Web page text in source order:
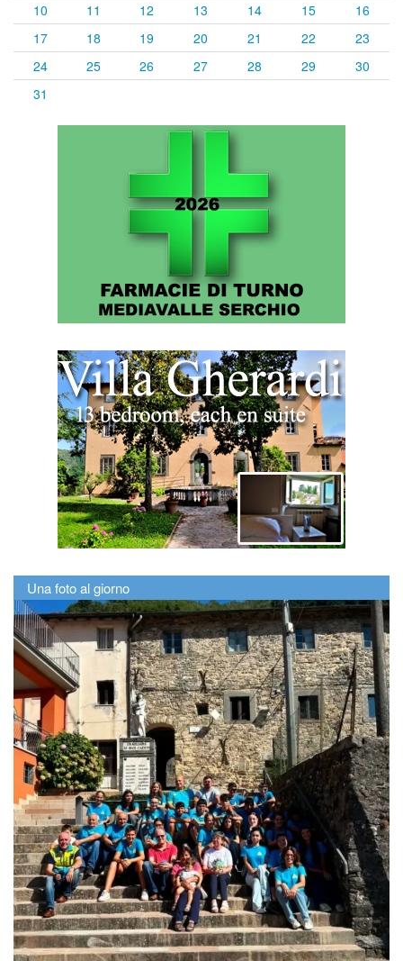
10
11 12 13 14 15
16
17
18 19 20 21 22
23
24
25 26 27 28 29
30
31
Una foto al giorno